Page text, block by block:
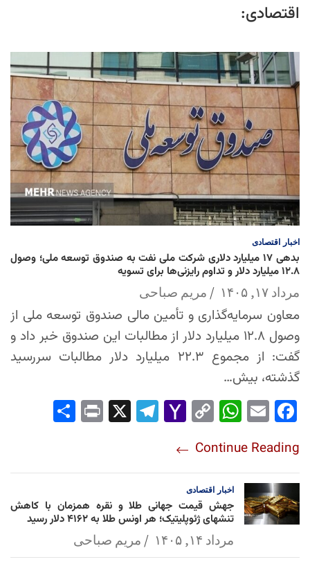
اقتصادی:
اخبار اقتصادی
بدهی ۱۷ میلیارد دلاری شرکت ملی نفت به صندوق توسعه ملی؛ وصول
۱۲.۸ میلیارد دلار و تداوم رایزنی‌ها برای تسویه
مرداد ۱۷, ۱۴۰۵ مریم صباحی
معاون سرمایه‌گذاری و تأمین مالی صندوق توسعه ملی از
وصول ۱۲.۸ میلیارد دلار از مطالبات این صندوق خبر داد و
گفت: از مجموع ۲۲.۳ میلیارد دلار مطالبات سررسید
گذشته، بیش…
Fac
ok
Em
Wh
Ap
p
Co
Lin
k
Yah
l
Tel
Pri
Continue Reading
اخبار اقتصادی
جهش قیمت جهانی طلا و نقره همزمان با کاهش
تنشهای ژئوپلیتیک؛ هر اونس طلا به ۴۱۶۲ دلار رسید
مرداد ۱۴, ۱۴۰۵ مریم صباحی